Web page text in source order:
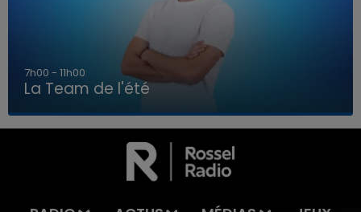
LA TEAM DE L'ÉTÉ
7h00 - 11h00
La Team de l'été